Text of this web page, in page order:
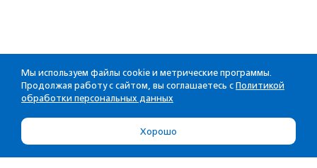
Мы используем файлы cookie и метрические программы.
Продолжая работу с сайтом, вы соглашаетесь с Политикой
обработки персональных данных
Хорошо